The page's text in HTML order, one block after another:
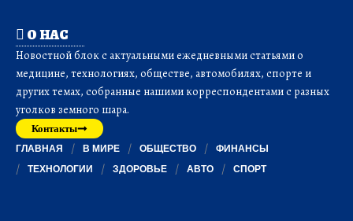
О НАС
Новостной блок с актуальными ежедневными статьями о
медицине, технологиях, обществе, автомобилях, спорте и
других темах, собранные нашими корреспондентами с разных
уголков земного шара.
Контакты
ГЛАВНАЯ В МИРЕ ОБЩЕСТВО
ФИНАНСЫ
ТЕХНОЛОГИИ
ЗДОРОВЬЕ АВТО СПОРТ